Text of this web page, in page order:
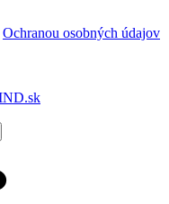
Ochranou osobných údajov